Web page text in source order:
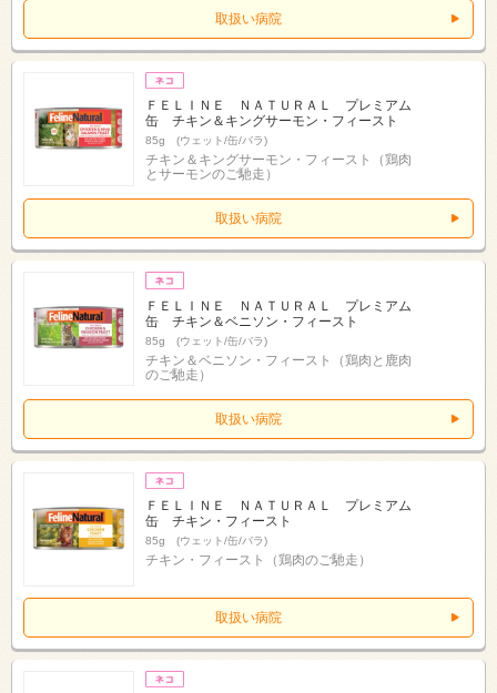
取扱い病院
ＦＥＬＩＮＥ ＮＡＴＵＲＡＬ プレミアム
缶 チキン＆キングサーモン・フィースト
85g (ウェット/缶/バラ)
チキン＆キングサーモン・フィースト（鶏肉
とサーモンのご馳走）
取扱い病院
ＦＥＬＩＮＥ ＮＡＴＵＲＡＬ プレミアム
缶 チキン＆ベニソン・フィースト
85g (ウェット/缶/バラ)
チキン＆ベニソン・フィースト（鶏肉と鹿肉
のご馳走）
取扱い病院
ＦＥＬＩＮＥ ＮＡＴＵＲＡＬ プレミアム
缶 チキン・フィースト
85g (ウェット/缶/バラ)
チキン・フィースト（鶏肉のご馳走）
取扱い病院